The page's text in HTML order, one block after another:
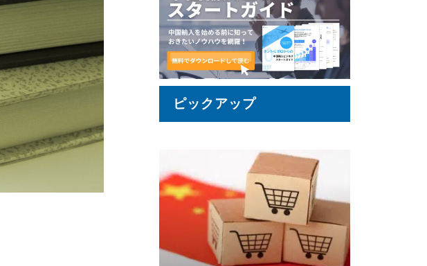
ピックアップ